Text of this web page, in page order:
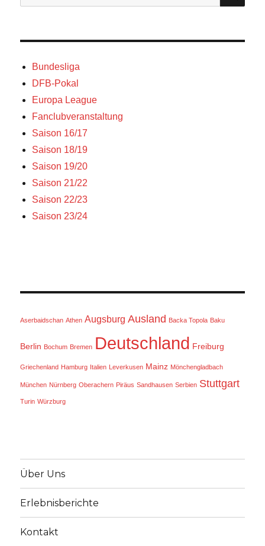
nach:
Bundesliga
DFB-Pokal
Europa League
Fanclubveranstaltung
Saison 16/17
Saison 18/19
Saison 19/20
Saison 21/22
Saison 22/23
Saison 23/24
Aserbaidschan Athen Augsburg Ausland Backa Topola Baku
Berlin Bochum Bremen Deutschland Freiburg
Griechenland Hamburg Italien Leverkusen Mainz Mönchengladbach
München Nürnberg Oberachern Piräus Sandhausen Serbien Stuttgart
Turin Würzburg
Über Uns
Erlebnisberichte
Kontakt